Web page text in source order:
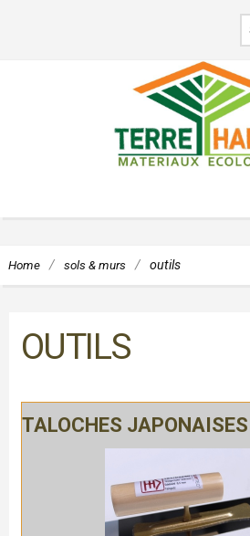
Home / sols & murs / outils
OUTILS
TALOCHES